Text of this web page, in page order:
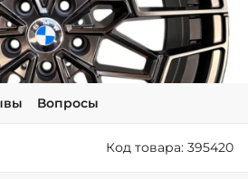
+38 (098) 911-911-4
- на Калиновой
+38 (077) 7-184-184
- Донецкое шоссе
+38 (050)-911-911-2
+38 (099)-643-33-77
Вопросы
Код товара: 395420